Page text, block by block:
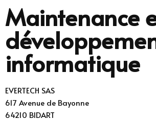
Maintenance
informatique
EVERTECH SAS
617 Avenue de Bayonne
64210 BIDART